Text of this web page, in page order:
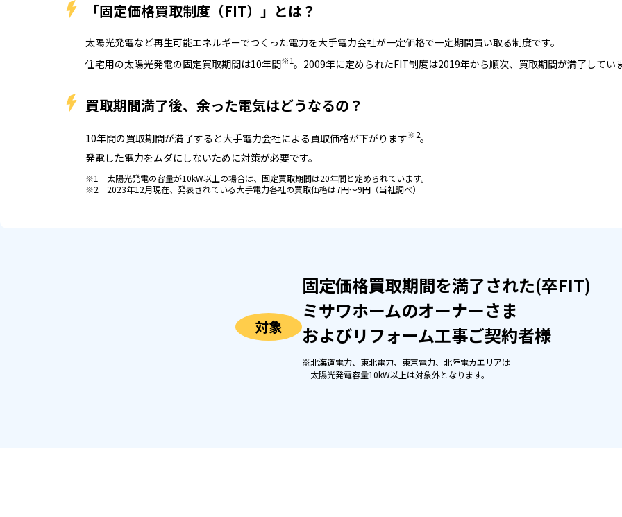
「固定価格買取制度（FIT）」とは？
太陽光発電など再生可能エネルギーでつくった電力を大手電力会社が一定価格で一定期間買い取る制度です。
住宅用の太陽光発電の固定買取期間は10年間※1。2009年に定められたFIT制度は2019年から順次、買取期間が満了していま
買取期間満了後、 余った電気はどうなるの？
10年間の買取期間が満了すると大手電力会社による買取価格が下がります※2。
発電した電力をムダにしないために対策が必要です。
※1 太陽光発電の容量が10kW以上の場合は、固定買取期間は20年間と定められています。
※2 2023年12月現在、発表されている大手電力各社の買取価格は7円〜9円（当社調べ）
対象
固定価格買取期間を満了された(卒FIT)
ミサワホームのオーナーさま
およびリフォーム工事ご契約者様
※北海道電力、東北電力、東京電力、北陸電カエリアは
太陽光発電容量10kW以上は対象外となります。